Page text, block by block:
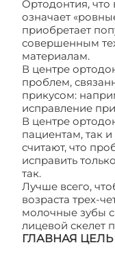
Ортодонтия, что
означает
приобретает
совершенным
материалам.
В центре
проблем,
прикусом:
исправление
В центре
пациентам, так
считают, что
исправить
так.
Лучше всего,
возраста трех-
молочные зубы
лицевой скелет
ГЛАВНАЯ